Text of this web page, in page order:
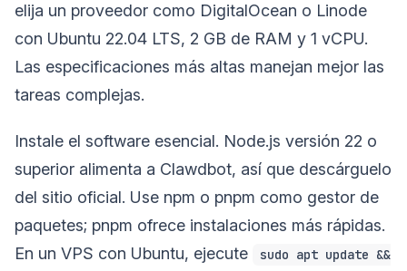
elija un proveedor como DigitalOcean o Linode
con Ubuntu 22.04 LTS, 2 GB de RAM y 1 vCPU.
Las especificaciones más altas manejan mejor las
tareas complejas.
Instale el software esencial. Node.js versión 22 o
superior alimenta a Clawdbot, así que descárguelo
del sitio oficial. Use npm o pnpm como gestor de
paquetes; pnpm ofrece instalaciones más rápidas.
En un VPS con Ubuntu, ejecute
sudo apt update &&